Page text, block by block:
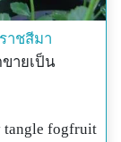
าชสีมา
ายเป็น
tangle fogfruit